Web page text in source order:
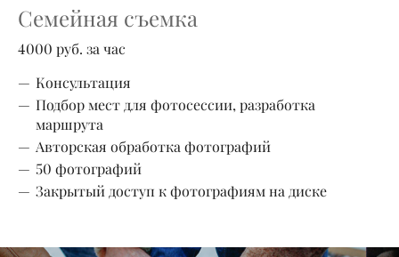
Семейная съемка
4000 руб. за час
Консультация
Подбор мест для фотосессии, разработка
маршрута
Авторская обработка фотографий
50 фотографий
Закрытый доступ к фотографиям на диске